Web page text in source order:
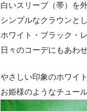
白いスリーブ（帯）を
シンプルなクラウンと
ホワイト・ブラック・
日々のコーデにもあわ
やさしい印象のホワイト
お姫様のようなチュー